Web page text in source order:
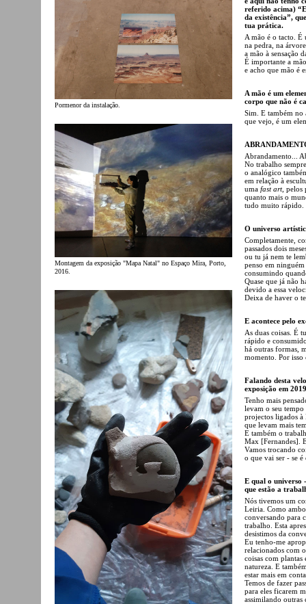
Pormenor da instalação.
Montagem da exposição "Mapa Natal" no Espaço Mira, Porto,
2016.
referido acima)
da existência”,
tua prática.
A mão é o tacto. É
na pedra, na
a mão à sensação
É importante a
e acho que mão é
A mão é um
corpo que não é
Sim. E também no
que vejo, é um
Abrandamento...
No trabalho
o analógico
em relação à
uma fast art, pelos
quanto mais o
tudo muito rápido.
O universo
Completamente,
passados dois
ou tu já nem te
penso em
consumindo
Quase que já não
devido a essa
Deixa de haver o
E acontece pelo
As duas coisas. É
rápido e
há outras formas,
momento. Por isso
Falando desta
exposição em
Tenho mais
levam o seu tempo
projectos ligados à
que levam mais
E também o
Max [Fernandes].
Vamos trocando
o que vai ser - se
E qual o universo
que estão a
Nós tivemos um
Leiria. Como
conversando para
trabalho. Esta
desistimos da
Eu tenho-me
relacionados com
coisas com
natureza. E
estar mais em
Temos de fazer
para eles ficarem
assimilando outras